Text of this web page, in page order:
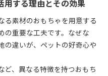
材おもちゃの使い方
楽しむ素材別遊び方
変化とは
る異素材の効果
らす行動の変化
用する理由とその効果
る素材のおもちゃを用意する
の重要な工夫です。なぜな
の違いが、ペットの好奇心や
ど、異なる特徴を持つおもち